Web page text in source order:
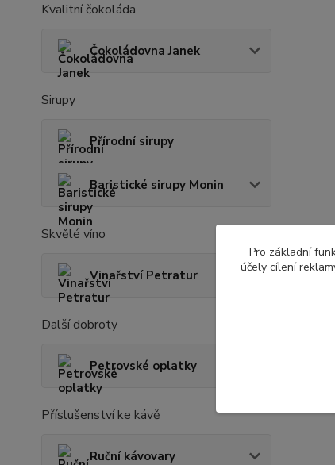
Kvalitní čokoláda
Čokoládovna Janek
Sirupy
Přírodní sirupy
Baristické sirupy Monin
Skvělé víno
Vinařství Petratur
Další dobroty
Petrovské oplatky
Příslušenství ke kávě
Ruční kávovary
Pro základní
účely cílení